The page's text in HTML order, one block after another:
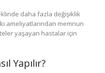
daha fazla değişiklik
ameliyatlarından memnun
yaşayan hastalar için
Yapılır?